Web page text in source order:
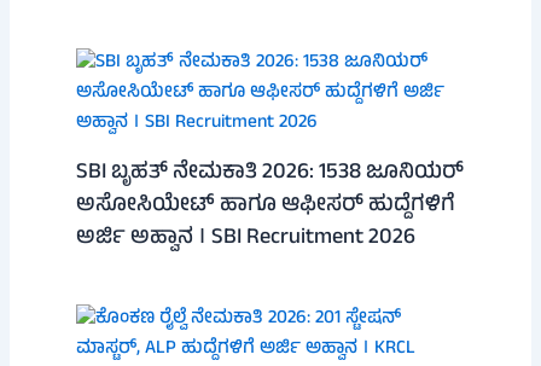
SBI ಬೃಹತ್ ನೇಮಕಾತಿ 2026: 1538 ಜೂನಿಯರ್
ಅಸೋಸಿಯೇಟ್ ಹಾಗೂ ಆಫೀಸರ್ ಹುದ್ದೆಗಳಿಗೆ
ಅರ್ಜಿ ಅಹ್ವಾನ । SBI Recruitment 2026